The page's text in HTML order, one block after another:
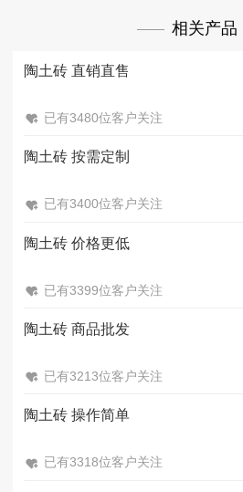
相关产品
陶土砖 直销直售
已有3480位客户关注
陶土砖 按需定制
已有3400位客户关注
陶土砖 价格更低
已有3399位客户关注
陶土砖 商品批发
已有3213位客户关注
陶土砖 操作简单
已有3318位客户关注